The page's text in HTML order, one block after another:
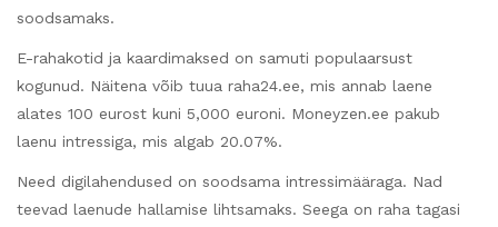
soodsamaks.
E-rahakotid ja kaardimaksed on samuti populaarsust
kogunud. Näitena võib tuua raha24.ee, mis annab laene
alates 100 eurost kuni 5,000 euroni. Moneyzen.ee pakub
laenu intressiga, mis algab 20.07%.
Need digilahendused on soodsama intressimääraga. Nad
teevad laenude hallamise lihtsamaks. Seega on raha tagasi